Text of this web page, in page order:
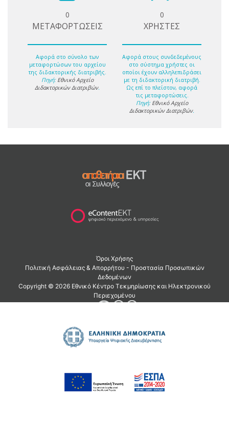
0
ΜΕΤΑΦΟΡΤΩΣΕΙΣ
Αφορά στο σύνολο των
μεταφορτώσων του αρχείου
της διδακτορικής διατριβής.
Πηγή: Εθνικό Αρχείο
Διδακτορικών Διατριβών.
0
ΧΡΗΣΤΕΣ
Αφορά στους συνδεδεμένους
στο σύστημα χρήστες οι
οποίοι έχουν αλληλεπιδράσει
με τη διδακτορική διατριβή.
Ως επί το πλείστον, αφορά
τις μεταφορτώσεις.
Πηγή: Εθνικό Αρχείο
Διδακτορικών Διατριβών.